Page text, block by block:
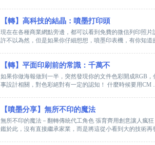
【轉】高科技的結晶：噴墨打印頭
現在在各種商業網點旁邊，都可以看到免費的微信列印照
許不以為然，但是如果你仔細想想，噴墨印表機，有你知
【轉】平面印刷前的常識：千萬不
如果你做海報做到一半，突然發現你的文件色彩開成RGB
事設計相關，對色彩絕對有一定的認知！ 什麼時候要用CM
【噴墨分享】無所不印的魔法
無所不印的魔法－翻轉傳統代工角色 張育齊用創意讓人瘋
鑑於此，沒有直接繼承家業，而是將這從小看到大的技術